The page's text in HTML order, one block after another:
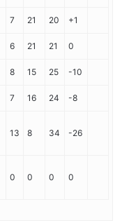
7 21 20 +1
6 21 21 0
8 15 25 -10
7 16 24 -8
13 8 34 -26
0 0 0 0